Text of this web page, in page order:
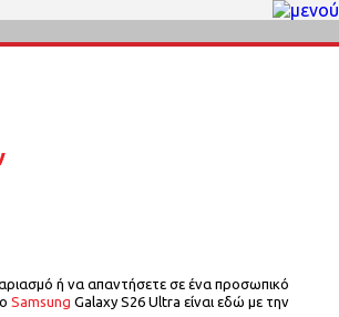
ή να απαντήσετε σε ένα προσωπικό
Samsung Galaxy S26 Ultra είναι εδώ με την